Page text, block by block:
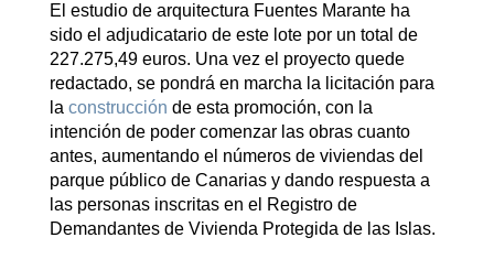
El estudio de arquitectura Fuentes Marante ha
sido el adjudicatario de este lote por un total de
227.275,49 euros. Una vez el proyecto quede
redactado, se pondrá en marcha la licitación para
la construcción de esta promoción, con la
intención de poder comenzar las obras cuanto
antes, aumentando el números de viviendas del
parque público de Canarias y dando respuesta a
las personas inscritas en el Registro de
Demandantes de Vivienda Protegida de las Islas.